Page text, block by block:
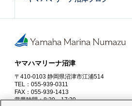
ヤマハマリーナ沼津
〒410-0103 静岡県沼津市江浦514
TEL：055-939-0311
FAX：055-939-1413
営業時間：8:30～17:30